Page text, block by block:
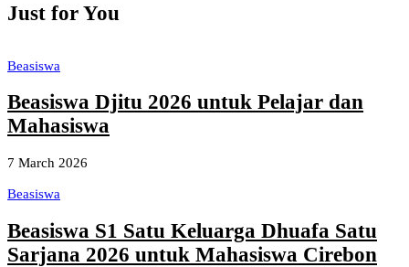
Just for You
Beasiswa
Beasiswa Djitu 2026 untuk Pelajar dan
Mahasiswa
7 March 2026
Beasiswa
Beasiswa S1 Satu Keluarga Dhuafa Satu
Sarjana 2026 untuk Mahasiswa Cirebon